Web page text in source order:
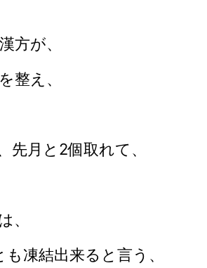
方が、
整え、
先月と2個取れて、
、
凍結出来ると言う、